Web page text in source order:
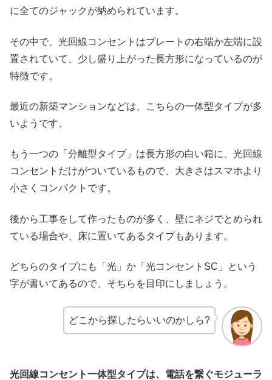
に全てのジャックが納められています。
その中で、光回線コンセントはプレートの右端か左端に設
置されていて、少し盛り上がった長方形になっているのが
特徴です。
最近の新築マンションなどは、こちらの一体型タイプが多
いようです。
もう一つの「分離型タイプ」は長方形の白い箱に、光回線
コンセントだけがついているもので、大きさはスマホより
小さくコンパクトです。
後から工事をして作ったものが多く、壁にネジでとめられ
ている場合や、床に置いてあるタイプもあります。
どちらのタイプにも「光」か「光コンセントSC」という
字が書いてあるので、そちらを目印にしましょう。
どこから探したらいいのかしら?
光回線コンセント一体型タイプは、電話を繋ぐモジューラ